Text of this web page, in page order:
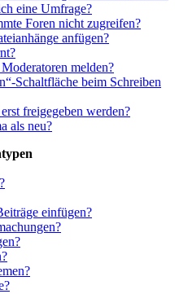
eine Umfrage?
Foren nicht zugreifen?
anfügen?
melden?
Schaltfläche beim Schreiben
freigegeben werden?
als neu?
einfügen?